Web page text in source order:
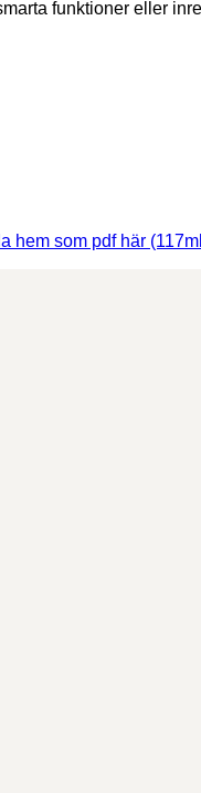
funktioner eller
hem som pdf här